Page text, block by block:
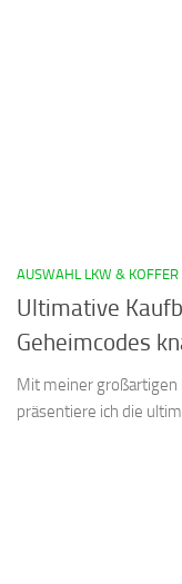
AUSWAHL LKW & KOFFER
Ultimative
Geheimcodes
Mit meiner großartigen
präsentiere ich die